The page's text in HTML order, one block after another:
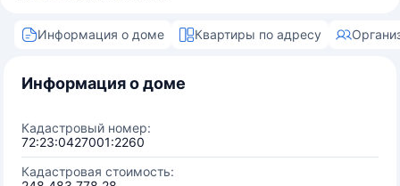
Информация о доме Квартиры по адресу
Информация о доме
Кадастровый номер:
72:23:0427001:2260
Кадастровая стоимость: